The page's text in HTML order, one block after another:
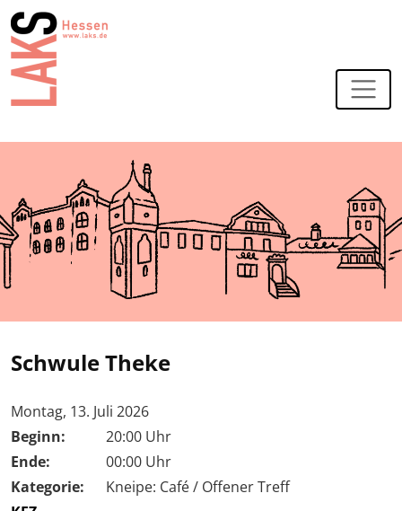
Schwule Theke
Tag der Veranstaltung:
Montag, 13. Juli 2026
Beginn:
20:00 Uhr
Ende:
00:00 Uhr
Kategorie:
Kneipe: Café / Offener Treff